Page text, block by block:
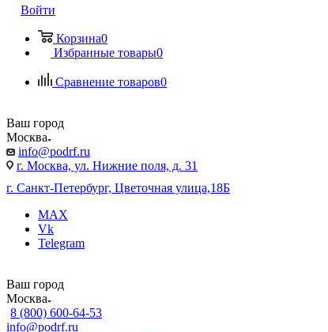
Войти
Корзина0
Избранные товары0
Сравнение товаров0
Ваш город
Москва
info@podrf.ru
г. Москва, ул. Нижние поля, д. 31
г. Санкт-Петербург, Цветочная улица,18Б
MAX
Vk
Telegram
Ваш город
Москва
8 (800) 600-64-53
info@podrf.ru